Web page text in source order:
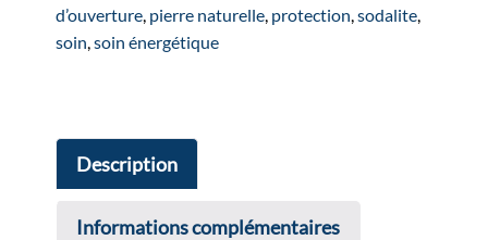
d’ouverture pierre naturelle protection ,sodalite
soin ,soin énergétique
Description
Informations complémentaires